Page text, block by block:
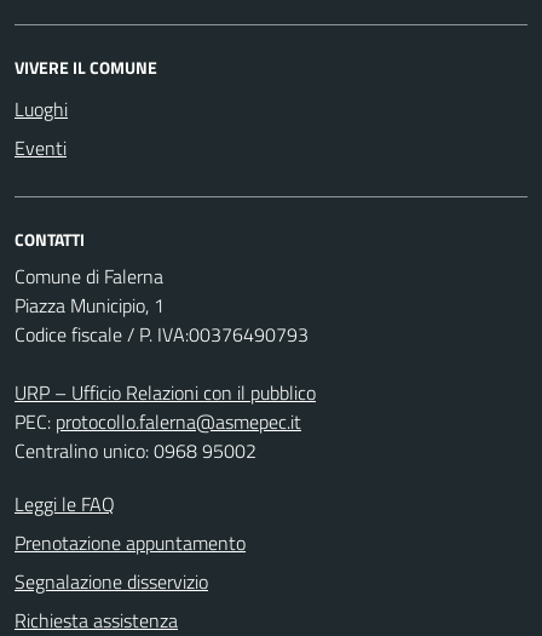
VIVERE IL COMUNE
Luoghi
Eventi
CONTATTI
Comune di Falerna
Piazza Municipio, 1
Codice fiscale / P. IVA:00376490793
URP – Ufficio Relazioni con il pubblico
PEC: protocollo.falerna@asmepec.it
Centralino unico: 0968 95002
Leggi le FAQ
Prenotazione appuntamento
Segnalazione disservizio
Richiesta assistenza